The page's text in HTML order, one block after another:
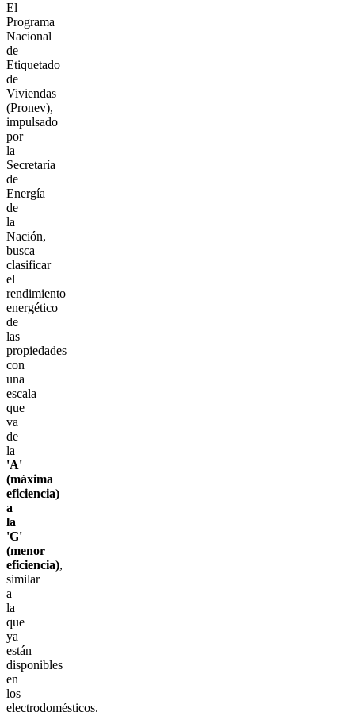
El
Programa
Nacional
de
Etiquetado
de
Viviendas
(Pronev),
impulsado
por
la
Secretaría
de
Energía
de
la
Nación,
busca
clasificar
el
rendimiento
energético
de
las
propiedades
con
una
escala
que
va
de
la
'A'
(máxima
eficiencia)
a
la
'G'
(menor
eficiencia),
similar
a
la
que
ya
están
disponibles
en
los
electrodomésticos.